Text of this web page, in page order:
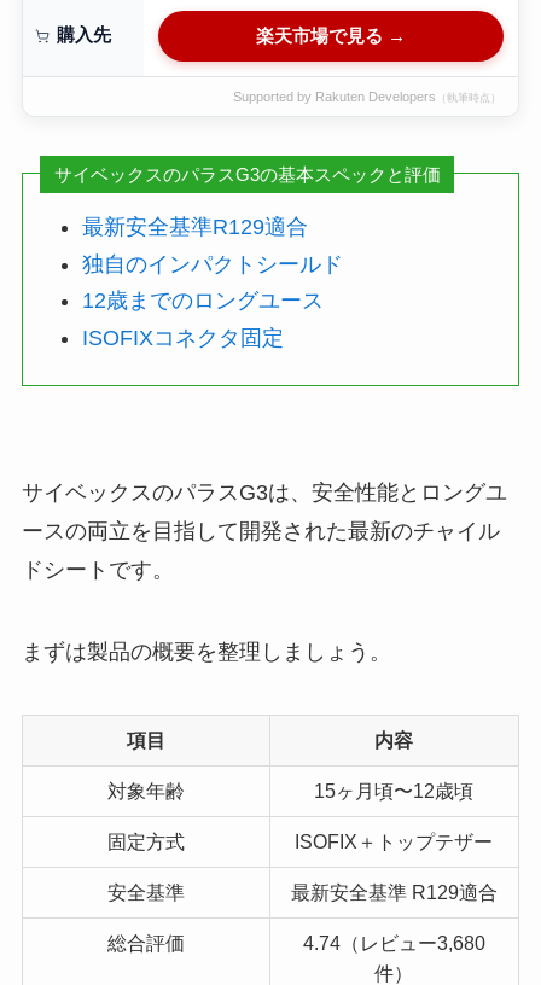
購入先 楽天市場で見る →
Supported by Rakuten Developers （執筆時点）
サイベックスのパラスG3の基本スペックと評価
最新安全基準R129適合
独自のインパクトシールド
12歳までのロングユース
ISOFIXコネクタ固定
サイベックスのパラスG3は、安全性能とロングユ
ースの両立を目指して開発された最新のチャイル
ドシートです。
まずは製品の概要を整理しましょう。
項目 内容
対象年齢 15ヶ月頃〜12歳頃
固定方式 ISOFIX＋トップテザー
安全基準 最新安全基準 R129適合
総合評価
4.74（レビュー3,680
件）